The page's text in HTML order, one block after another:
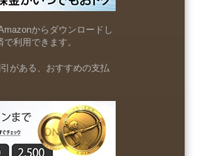
からダウンロードし
利用できます。
がある、おすすめの支払